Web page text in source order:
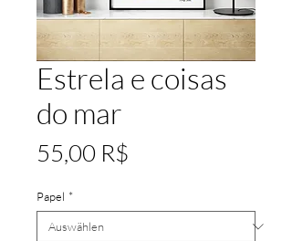
Estrela e coisas
do mar
55,00 R$
Papel *